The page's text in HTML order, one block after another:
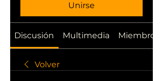
Unirse
Discusión Multimedia Miembros
Volver